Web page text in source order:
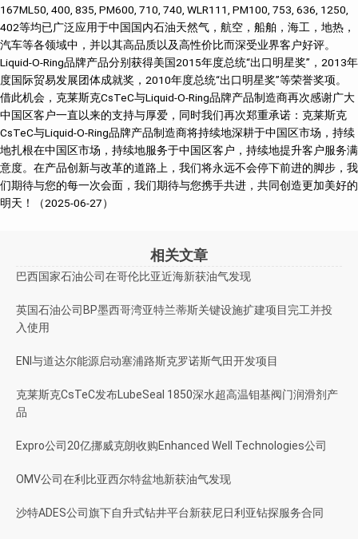
167ML50, 400, 835, PM600, 710, 740, WLR111, PM100, 753, 636, 1250,
402等均已广泛应用于中国国内石油天然气，航空，船舶，海工，地热，
汽车等各领域中，并以其高品质以及高性价比而深受业界客户好评。
Liquid-O-Ring品牌产品分别获得美国2015年度总统“出口明星奖”，2013年
度国际贸易发展团体成就奖，2010年度总统“出口明星奖”等荣誉奖项。
借此机会，克莱斯克CsTeC与Liquid-O-Ring品牌产品制造商再次感谢广大
中国区客户一直以来的支持与厚爱，同时我们再次郑重承诺：克莱斯克
CsTeC与Liquid-O-Ring品牌产品制造商将持续地深耕于中国区市场，持续
地扎根在中国区市场，持续地服务于中国区客户，持续地提升客户服务满
意度。在产品创新与改革的道路上，我们将永远不会停下前进的脚步，我
们期待与您的每一次会面，我们期待与您携手共进，共同创造更加美好的
明天！（2025-06-27）
相关文章
巴西国家石油公司在哥伦比亚近海新获油气发现
英国石油公司BP墨西哥湾亚特兰蒂斯关键设施扩建项目完工并投
入使用
ENI与道达尔能源启动塞浦路斯克罗诺斯气田开发项目
克莱斯克CsTeC发布LubeSeal 1850深水超高温钼基阀门润滑剂产
品
Expro公司20亿挪威克朗收购Enhanced Well Technologies公司
OMV公司在利比亚西尔特盆地新获油气发现
沙特ADES公司旗下自升式钻井平台新获尼日利亚钻探服务合同